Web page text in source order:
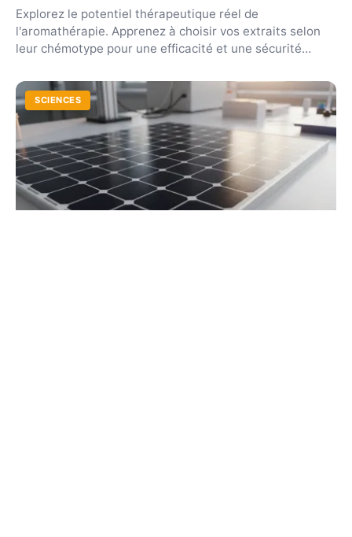
Explorez le potentiel thérapeutique réel de
l'aromathérapie. Apprenez à choisir vos extraits selon
leur chémotype pour une efficacité et une sécurité
SCIENCES